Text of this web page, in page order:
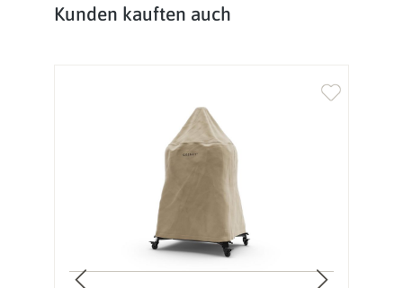
Produktgalerie überspringen
Kunden kauften auch